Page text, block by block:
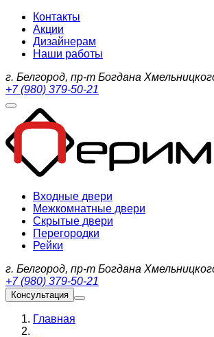
Контакты
Акции
Дизайнерам
Наши работы
г. Белгород, пр-т Богдана
+7 (980) 379-50-21
Входные двери
Межкомнатные двери
Скрытые двери
Перегородки
Рейки
г. Белгород, пр-т Богдана
+7 (980) 379-50-21
Консультация
Главная